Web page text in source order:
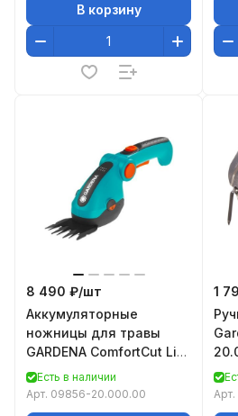
В корзину
8 490 ₽/шт
Аккумуляторные
ножницы для травы
GARDENA ComfortCut Li
09856-20.000.00
Есть в наличии
Арт. 09856-20.000.00
1
Арт.